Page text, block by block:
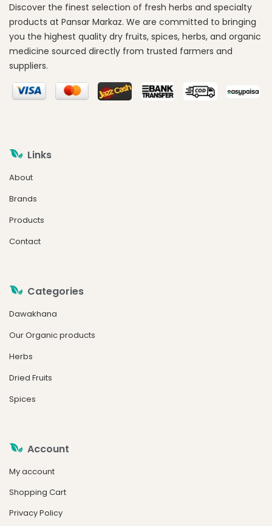
Discover the finest selection of fresh herbs and specialty
products at Pansar Markaz. We are committed to bringing
you the highest quality dry fruits, spices, herbs, and organic
medicine sourced directly from trusted farmers and
suppliers.
Links
About
Brands
Products
Contact
Categories
Dawakhana
Our Organic products
Herbs
Dried Fruits
Spices
Account
My account
Shopping Cart
Privacy Policy